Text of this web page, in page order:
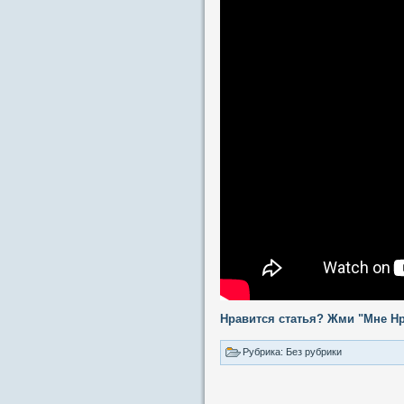
Нравится статья? Жми "Мне
Рубрика: Без рубрики